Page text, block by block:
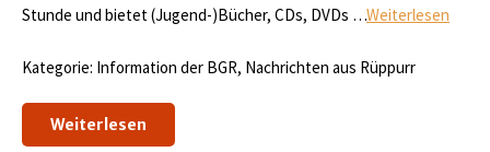
Stunde und bietet (Jugend-)Bücher, CDs, DVDs …Weiterlesen
Kategorie: Information der BGR, Nachrichten aus Rüppurr
Weiterlesen